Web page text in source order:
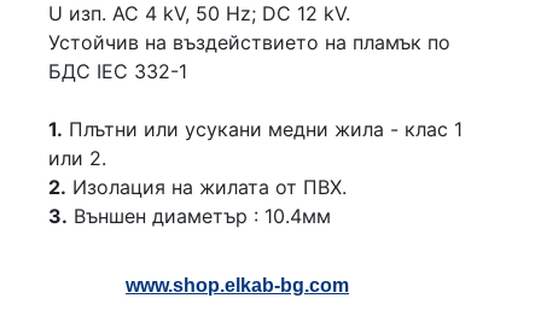
U изп. АС 4 kV, 50 Hz; DC 12 kV.
Устойчив на въздействието на пламък по
БДС IEC 332-1
1. Плътни или усукани медни жила - клас 1
или 2.
2. Изолация на жилата от ПВХ.
3. Външен диаметър : 10.4мм
www.shop.elkab-bg.com